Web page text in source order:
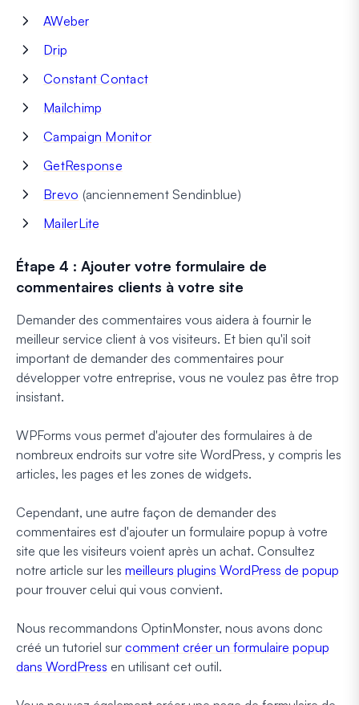
AWeber
Drip
Constant Contact
Mailchimp
Campaign Monitor
GetResponse
Brevo (anciennement Sendinblue)
MailerLite
Étape 4 : Ajouter votre formulaire de
commentaires clients à votre site
Demander des commentaires vous aidera à fournir le
meilleur service client à vos visiteurs. Et bien qu'il soit
important de demander des commentaires pour
développer votre entreprise, vous ne voulez pas être trop
insistant.
WPForms vous permet d'ajouter des formulaires à de
nombreux endroits sur votre site WordPress, y compris les
articles, les pages et les zones de widgets.
Cependant, une autre façon de demander des
commentaires est d'ajouter un formulaire popup à votre
site que les visiteurs voient après un achat. Consultez
notre article sur les meilleurs plugins WordPress de popup
pour trouver celui qui vous convient.
Nous recommandons OptinMonster, nous avons donc
créé un tutoriel sur comment créer un formulaire popup
dans WordPress en utilisant cet outil.